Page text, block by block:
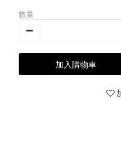
數量
加入購物車